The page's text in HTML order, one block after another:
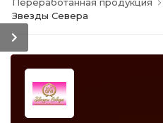
Переработанная продукция
Звезды Севера